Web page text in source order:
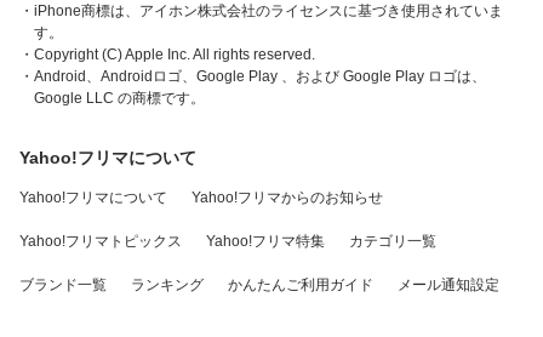
・iPhone商標は、アイホン株式会社のライセンスに基づき使用されていま
す。
・Copyright (C) Apple Inc. All rights reserved.
・Android、Androidロゴ、Google Play 、および Google Play ロゴは、
Google LLC の商標です。
Yahoo!フリマについて
Yahoo!フリマについて Yahoo!フリマからのお知らせ
Yahoo!フリマトピックス Yahoo!フリマ特集 カテゴリ一覧
ブランド一覧 ランキング かんたんご利用ガイド メール通知設定